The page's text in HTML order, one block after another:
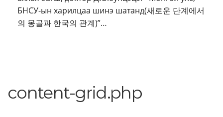
БНСУ-ын харилцаа шинэ шатанд(새로운 단계에서
의 몽골과 한국의 관계)”…
content-grid.php